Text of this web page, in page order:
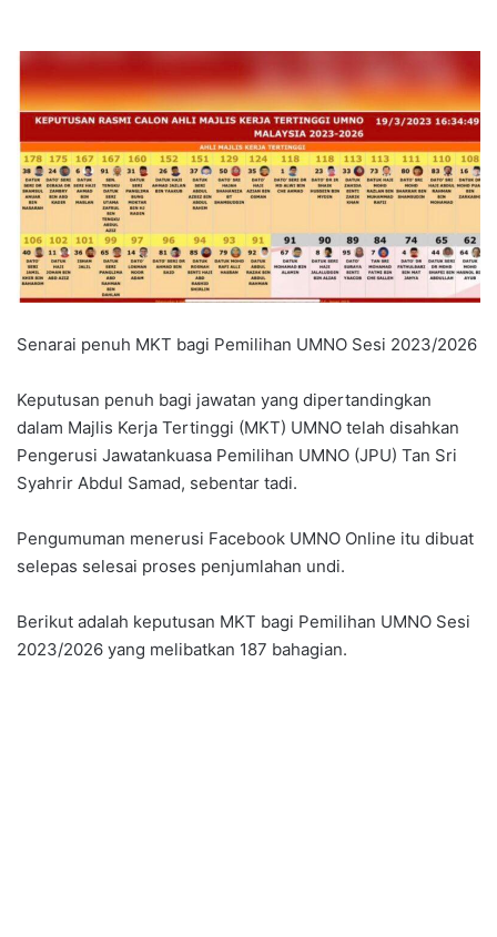
Senarai penuh MKT bagi Pemilihan UMNO Sesi 2023/2026
Keputusan penuh bagi jawatan yang dipertandingkan
dalam Majlis Kerja Tertinggi (MKT) UMNO telah disahkan
Pengerusi Jawatankuasa Pemilihan UMNO (JPU) Tan Sri
Syahrir Abdul Samad, sebentar tadi.
Pengumuman menerusi Facebook UMNO Online itu dibuat
selepas selesai proses penjumlahan undi.
Berikut adalah keputusan MKT bagi Pemilihan UMNO Sesi
2023/2026 yang melibatkan 187 bahagian.